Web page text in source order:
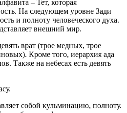
– Тет, которая
На следующем уровне Зади
и полноту человеческого духа.
внешний мир.
врат (трое медных, трое
Кроме того, иерархия ада
Также на небесах есть девять
собой кульминацию, полноту.